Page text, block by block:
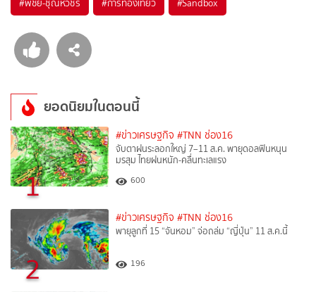
ยอดนิยมในตอนนี้
1
#ข่าวเศรษฐกิจ #TNN ช่อง16
จับตาฝนระลอกใหญ่ 7–11 ส.ค. พายุดอลฟินหนุน
มรสุม ไทยฝนหนัก-คลื่นทะเลแรง
600
2
#ข่าวเศรษฐกิจ #TNN ช่อง16
พายุลูกที่ 15 “จันหอม” จ่อถล่ม “ญี่ปุ่น” 11 ส.ค.นี้
196